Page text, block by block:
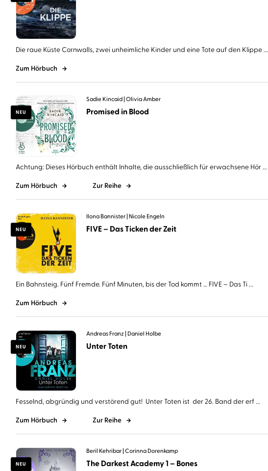
Die raue Küste Cornwalls, zwei unheimliche Kinder und eine Tote auf den Klippe ...
Zum Hörbuch
NEU
Sadie Kincaid Olivia Amber
Promised in Blood
Achtung: Dieses Hörbuch enthält Inhalte, die ausschließlich für erwachsene Hör ...
Zum Hörbuch Zur Reihe
NEU
Ilona Bannister Nicole Engeln
FIVE – Das Ticken der Zeit
Ein Bahnsteig. Fünf Fremde. Fünf Minuten, bis der Tod kommt … FIVE – Das Ti ...
Zum Hörbuch
NEU
Andreas Franz Daniel Holbe
Unter Toten
Fesselnd, abgründig und verstörend gut! Unter Toten ist der 26. Band der erf ...
Zum Hörbuch Zur Reihe
NEU
Beril Kehribar Corinna Dorenkamp
The Darkest Academy 1 – Bones